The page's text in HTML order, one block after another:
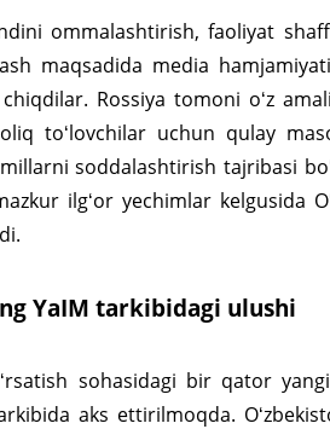
ommalashtirish, faoliyat
maqsadida media
Rossiya tomoni oʻz
toʻlovchilar uchun qulay
soddalashtirish tajribasi
ilgʻor yechimlar kelgusida
YaIM tarkibidagi ulushi
sohasidagi bir qator
aks ettirilmoqda.